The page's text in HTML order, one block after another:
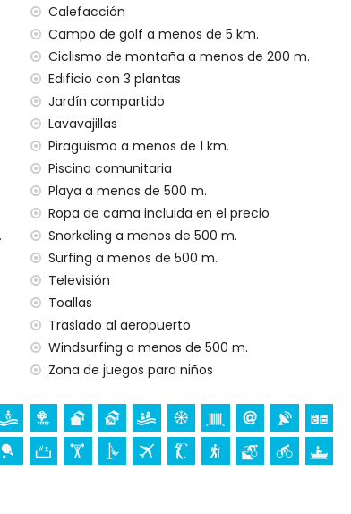
tiene ascensor.
con niños.
el precio del alquiler
en el precio del alquiler
adicional
adicional
la casa)
kilómetros de la casa)
Terreros, Andalucía
Calefacción
Campo de golf a menos de 5 km.
Ciclismo de montaña a menos de 200 m.
Edificio con 3 plantas
Jardín compartido
Lavavajillas
Piragüismo a menos de 1 km.
Piscina comunitaria
Playa a menos de 500 m.
Ropa de cama incluida en el precio
Snorkeling a menos de 500 m.
Surfing a menos de 500 m.
Televisión
Toallas
Traslado al aeropuerto
Windsurfing a menos de 500 m.
Zona de juegos para niños